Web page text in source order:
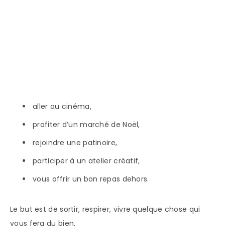
aller au cinéma,
profiter d’un marché de Noël,
rejoindre une patinoire,
participer à un atelier créatif,
vous offrir un bon repas dehors.
Le but est de sortir, respirer, vivre quelque chose qui
vous fera du bien.